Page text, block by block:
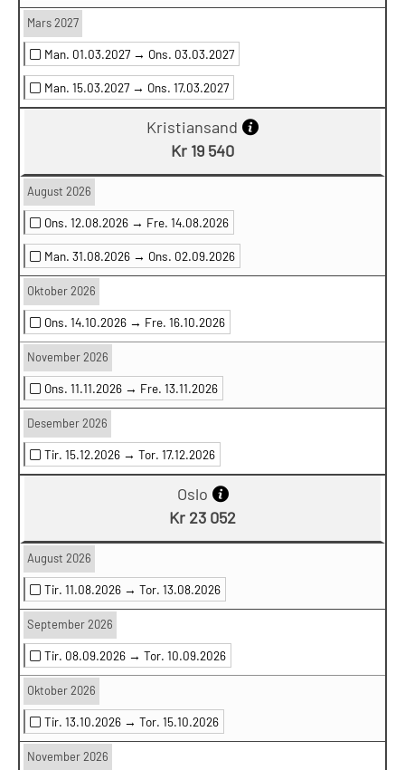
Mars 2027
Man. 01.03.2027 → Ons. 03.03.2027
Man. 15.03.2027 → Ons. 17.03.2027
Kristiansand
Kr 19 540
August 2026
Ons. 12.08.2026 → Fre. 14.08.2026
Man. 31.08.2026 → Ons. 02.09.2026
Oktober 2026
Ons. 14.10.2026 → Fre. 16.10.2026
November 2026
Ons. 11.11.2026 → Fre. 13.11.2026
Desember 2026
Tir. 15.12.2026 → Tor. 17.12.2026
Oslo
Kr 23 052
August 2026
Tir. 11.08.2026 → Tor. 13.08.2026
September 2026
Tir. 08.09.2026 → Tor. 10.09.2026
Oktober 2026
Tir. 13.10.2026 → Tor. 15.10.2026
November 2026